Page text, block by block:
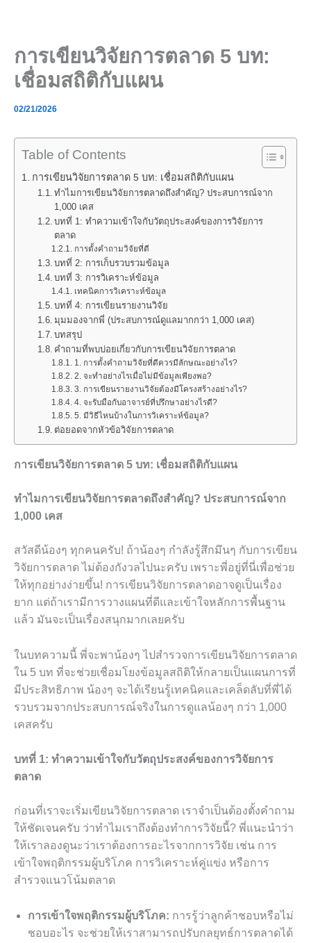
การเขียนวิจัยการตลาด 5 บท:
เชื่อมสถิติกับแผน
02/21/2026
Table of Contents
การเขียนวิจัยการตลาด 5 บท: เชื่อมสถิติกับแผน
ทำไมการเขียนวิจัยการตลาดถึงสำคัญ? ประสบการณ์จาก
1,000 เคส
บทที่ 1: ทำความเข้าใจกับวัตถุประสงค์ของการวิจัยการ
ตลาด
การตั้งคำถามวิจัยที่ดี
บทที่ 2: การเก็บรวบรวมข้อมูล
บทที่ 3: การวิเคราะห์ข้อมูล
เทคนิคการวิเคราะห์ข้อมูล
บทที่ 4: การเขียนรายงานวิจัย
มุมมองจากพี่ (ประสบการณ์ดูแลมากกว่า 1,000 เคส)
บทสรุป
คำถามที่พบบ่อยเกี่ยวกับการเขียนวิจัยการตลาด
1. การตั้งคำถามวิจัยที่ดีควรมีลักษณะอย่างไร?
2. จะทำอย่างไรเมื่อไม่มีข้อมูลเพียงพอ?
3. การเขียนรายงานวิจัยต้องมีโครงสร้างอย่างไร?
4. จะรับมือกับอาจารย์ที่ปรึกษาอย่างไรดี?
5. มีวิธีไหนบ้างในการวิเคราะห์ข้อมูล?
ต่อยอดจากหัวข้อวิจัยการตลาด
การเขียนวิจัยการตลาด 5 บท: เชื่อมสถิติกับแผน
ทำไมการเขียนวิจัยการตลาดถึงสำคัญ? ประสบการณ์จาก
1,000 เคส
สวัสดีน้องๆ ทุกคนครับ! ถ้าน้องๆ กำลังรู้สึกมึนๆ กับการเขียน
วิจัยการตลาด ไม่ต้องกังวลไปนะครับ เพราะพี่อยู่ที่นี่เพื่อช่วย
ให้ทุกอย่างง่ายขึ้น! การเขียนวิจัยการตลาดอาจดูเป็นเรื่อง
ยาก แต่ถ้าเรามีการวางแผนที่ดีและเข้าใจหลักการพื้นฐาน
แล้ว มันจะเป็นเรื่องสนุกมากเลยครับ
ในบทความนี้ พี่จะพาน้องๆ ไปสำรวจการเขียนวิจัยการตลาด
ใน 5 บท ที่จะช่วยเชื่อมโยงข้อมูลสถิติให้กลายเป็นแผนการที่
มีประสิทธิภาพ น้องๆ จะได้เรียนรู้เทคนิคและเคล็ดลับที่พี่ได้
รวบรวมจากประสบการณ์จริงในการดูแลน้องๆ กว่า 1,000
เคสครับ
บทที่ 1: ทำความเข้าใจกับวัตถุประสงค์ของการวิจัยการ
ตลาด
ก่อนที่เราจะเริ่มเขียนวิจัยการตลาด เราจำเป็นต้องตั้งคำถาม
ให้ชัดเจนครับ ว่าทำไมเราถึงต้องทำการวิจัยนี้? พี่แนะนำว่า
ให้เราลองดูนะว่าเราต้องการอะไรจากการวิจัย เช่น การ
เข้าใจพฤติกรรมผู้บริโภค การวิเคราะห์คู่แข่ง หรือการ
สำรวจแนวโน้มตลาด
การเข้าใจพฤติกรรมผู้บริโภค: การรู้ว่าลูกค้าชอบหรือไม่
ชอบอะไร จะช่วยให้เราสามารถปรับกลยุทธ์การตลาดได้